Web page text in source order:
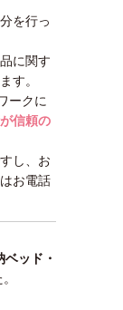
を行っ
に関す
す。
ークに
信頼の
し、お
お電話
ベッド・